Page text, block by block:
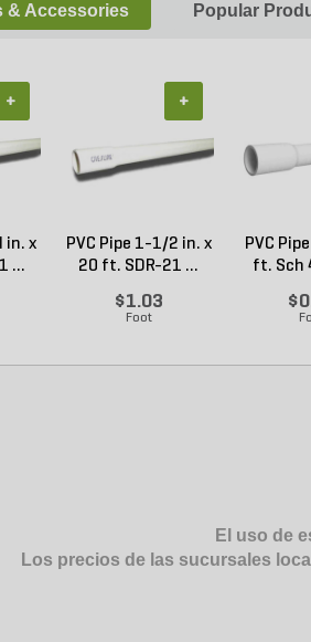
& Accessories Popular
in. x
...
+
PVC Pipe 1-1/2 in. x
20 ft. SDR-21 ...
$1.03
Foot
+
PVC
ft. Sch
El uso de
Los precios de las sucursales